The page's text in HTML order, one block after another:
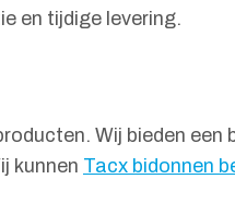
en tijdige levering.
Wij bieden
kunnen Tacx bidonnen